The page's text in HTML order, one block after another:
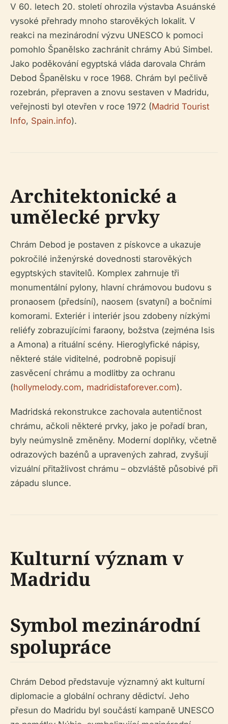
V 60. letech 20. století ohrozila výstavba Asuánské
vysoké přehrady mnoho starověkých lokalit. V
reakci na mezinárodní výzvu UNESCO k pomoci
pomohlo Španělsko zachránit chrámy Abú Simbel.
Jako poděkování egyptská vláda darovala Chrám
Debod Španělsku v roce 1968. Chrám byl pečlivě
rozebrán, přepraven a znovu sestaven v Madridu,
veřejnosti byl otevřen v roce 1972 (Madrid Tourist
Info, Spain.info).
Architektonické a
umělecké prvky
Chrám Debod je postaven z pískovce a ukazuje
pokročilé inženýrské dovednosti starověkých
egyptských stavitelů. Komplex zahrnuje tři
monumentální pylony, hlavní chrámovou budovu s
pronaosem (předsíní), naosem (svatyní) a bočními
komorami. Exteriér i interiér jsou zdobeny nízkými
reliéfy zobrazujícími faraony, božstva (zejména Isis
a Amona) a rituální scény. Hieroglyfické nápisy,
některé stále viditelné, podrobně popisují
zasvěcení chrámu a modlitby za ochranu
(hollymelody.com, madridistaforever.com).
Madridská rekonstrukce zachovala autentičnost
chrámu, ačkoli některé prvky, jako je pořadí bran,
byly neúmyslně změněny. Moderní doplňky, včetně
odrazových bazénů a upravených zahrad, zvyšují
vizuální přitažlivost chrámu – obzvláště působivé při
západu slunce.
Kulturní význam v
Madridu
Symbol mezinárodní
spolupráce
Chrám Debod představuje významný akt kulturní
diplomacie a globální ochrany dědictví. Jeho
přesun do Madridu byl součástí kampaně UNESCO